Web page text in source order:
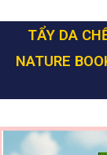
TẨY DA
NATURE